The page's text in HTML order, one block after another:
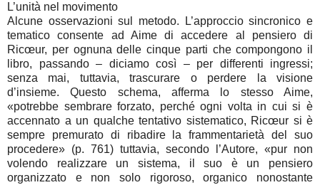
L’unità nel movimento
Alcune osservazioni sul metodo. L’approccio sincronico e
tematico consente ad Aime di accedere al pensiero di
Ricœur, per ognuna delle cinque parti che compongono il
libro, passando – diciamo così – per differenti ingressi;
senza mai, tuttavia, trascurare o perdere la visione
d’insieme. Questo schema, afferma lo stesso Aime,
«potrebbe sembrare forzato, perché ogni volta in cui si è
accennato a un qualche tentativo sistematico, Ricœur si è
sempre premurato di ribadire la frammentarietà del suo
procedere» (p. 761) tuttavia, secondo l’Autore, «pur non
volendo realizzare un sistema, il suo è un pensiero
organizzato e non solo rigoroso, organico nonostante